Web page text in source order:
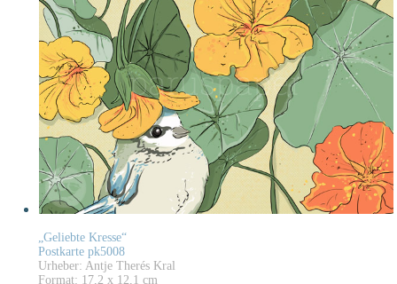
„Geliebte Kresse“
Postkarte pk5008
Urheber: Antje Therés Kral
Format: 17,2 x 12,1 cm